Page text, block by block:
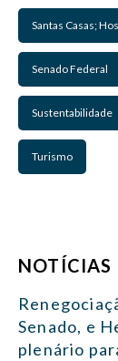
Santas Casas;
Senado Federal
Sustentabilidade
Turismo
NOTÍCIAS
Senado, e
plenário